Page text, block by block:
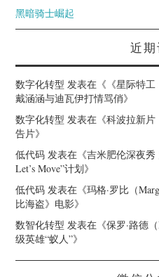
黑暗骑士崛起
近
数字化转型 发表在《 《星际特
戴涵涵与迪瓦伊打情骂俏》
数字化转型 发表在《科波拉新片
告片》
低代码 发表在《吉米肥伦深夜秀
Let’s Move”计划》
低代码 发表在《玛格·罗比（
比海盗》电影》
数智化转型 发表在《保罗·路德
级英雄“蚁人”》